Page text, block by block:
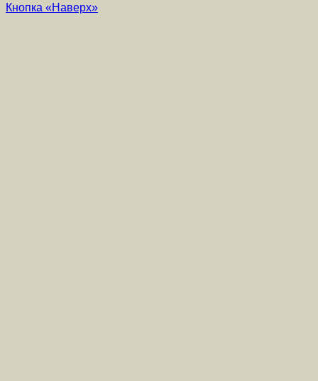
Кнопка «Наверх»